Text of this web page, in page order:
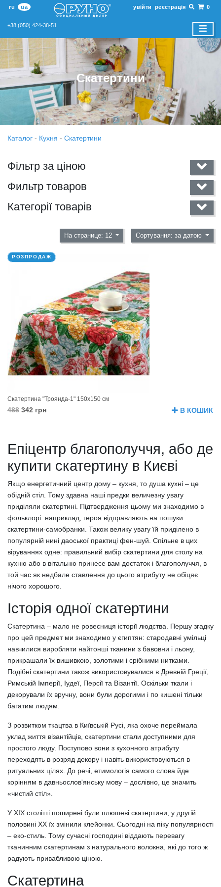
ru ua увійти реєстрація 0
+38 (050) 424-38-51
Скатертини
Каталог - Кухня - Скатертини
Фільтр за ціною
Фильтр товаров
Категорії товарів
На странице: 12 Сортування: за датою
РОЗПРОДАЖ
Скатертина "Троянда-1" 150х150 см
488 342 грн В КОШИК
Епіцентр благополуччя, або де
купити скатертину в Києві
Якщо енергетичний центр дому – кухня, то душа кухні – це
обідній стіл. Тому здавна наші предки величезну увагу
приділяли скатертині. Підтвердження цьому ми знаходимо в
фольклорі: наприклад, героя відправляють на пошуки
скатертини-самобранки. Також велику увагу їй приділено в
популярній нині даоської практиці фен-шуй. Спільне в цих
віруваннях одне: правильний вибір скатертини для столу на
кухню або в вітальню принесе вам достаток і благополуччя, в
той час як недбале ставлення до цього атрибуту не обіцяє
нічого хорошого.
Історія одної скатертини
Скатертина – мало не ровесниця історії людства. Першу згадку
про цей предмет ми знаходимо у єгиптян: стародавні умільці
навчилися виробляти найтонші тканини з бавовни і льону,
прикрашали їх вишивкою, золотими і срібними нитками.
Подібні скатертини також використовувалися в Древній Греції,
Римській Імперії, Іудеї, Персії та Візантії. Оскільки ткали і
декорували їх вручну, вони були дорогими і по кишені тільки
багатим людям.
З розвитком ткацтва в Київській Русі, яка охоче переймала
уклад життя візантійців, скатертини стали доступними для
простого люду. Поступово вони з кухонного атрибуту
переходять в розряд декору і навіть використовуються в
ритуальних цілях. До речі, етимологія самого слова йде
корінням в давньослов'янську мову – дослівно, це значить
«чистий стіл».
У ХІХ столітті поширені були плюшеві скатертини, у другій
половині ХХ їх змінили клейонки. Сьогодні на піку популярності
– еко-стиль. Тому сучасні господині віддають перевагу
тканинним скатертинам з натурального волокна, які до того ж
радують привабливою ціною.
Скатертина